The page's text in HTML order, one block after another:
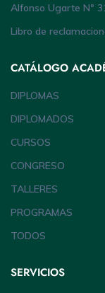
Alfonso Ugarte Nº
Libro de
CATÁLOGO
DIPLOMAS
DIPLOMADOS
CURSOS
CONGRESO
TALLERES
PROGRAMAS
TODOS
SERVICIOS